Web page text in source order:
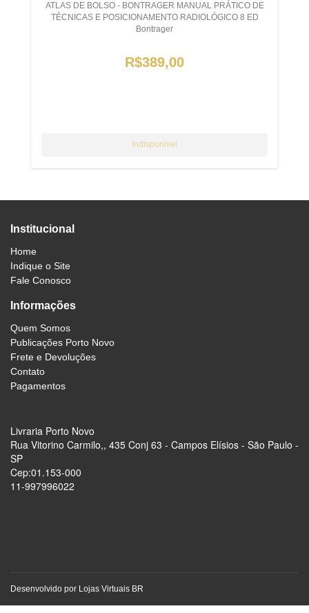
ATLAS DE BOLSO - BONTRAGER MANUAL PRÁTICO DE
TÉCNICAS E POSICIONAMENTO RADIOLÓGICO 8 ED
Bontrager
R$389,00
Institucional
Home
Indique o Site
Fale Conosco
Informações
Quem Somos
Publicações Porto Novo
Frete e Devoluções
Contato
Pagamentos
Livraria Porto Novo
Rua Vitorino Carmilo,, 435 Conj 63 - Campos Elísios - São Paulo -
SP
Cep:01.153-000
11-997996022
Desenvolvido por Lojas Virtuais BR